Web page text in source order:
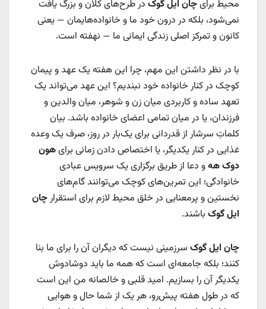
محیط برایچان ایل گوک در طرح‌های کلان و بزرگ یافت
نمی‌شود، بلکه در درون خود ما و خانواده‌هایمان — یعنی
کانون و تمرکز اصلی زندگی ایمانی ما — نهفته است.
با در نظر داشتن این مهم، چرا این هفته یک عهد و پیمان
کوچک در کنار خانواده خود نبندیم؟ این عهد می‌تواند یک
تعهد ساده و کاربردی میان زن و شوهر، میان والدین و
فرزندان، یا در میان تمامی اعضای خانواده باشد. بیان
کلماتِ سرشار از قدردانی برای یک‌بار در روز، صرف یک وعده
غذایی در کنار یکدیگر، یا اختصاص دادن زمانی برایهون
دوک ههو دعا از طریق برگزاری یک سرویس عبادی
خانوادگی؛ این تمرین‌های کوچک می‌توانند گام‌های
نخستین و پرمعنایی در خلق محیط لازم برای استقرارچان
ایل گوک باشند.
چان ایل گوک سرزمینی نیست که دیگران آن را برای ما بنا
کنند؛ بلکه جامعه‌ای است که همه ما باید دوشادوش
یکدیگر آن را بسازیم. امید قلبی و خالصانه من این است
که در طول هفته پیش‌رو، هر یک از شما حال و هوایی